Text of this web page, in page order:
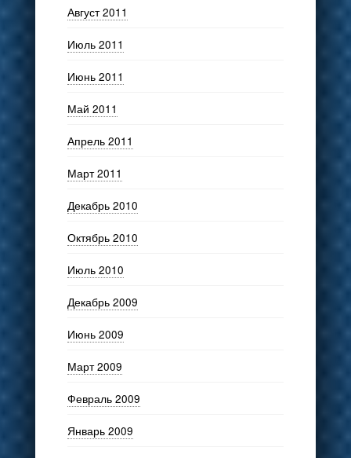
Август 2011
Июль 2011
Июнь 2011
Май 2011
Апрель 2011
Март 2011
Декабрь 2010
Октябрь 2010
Июль 2010
Декабрь 2009
Июнь 2009
Март 2009
Февраль 2009
Январь 2009